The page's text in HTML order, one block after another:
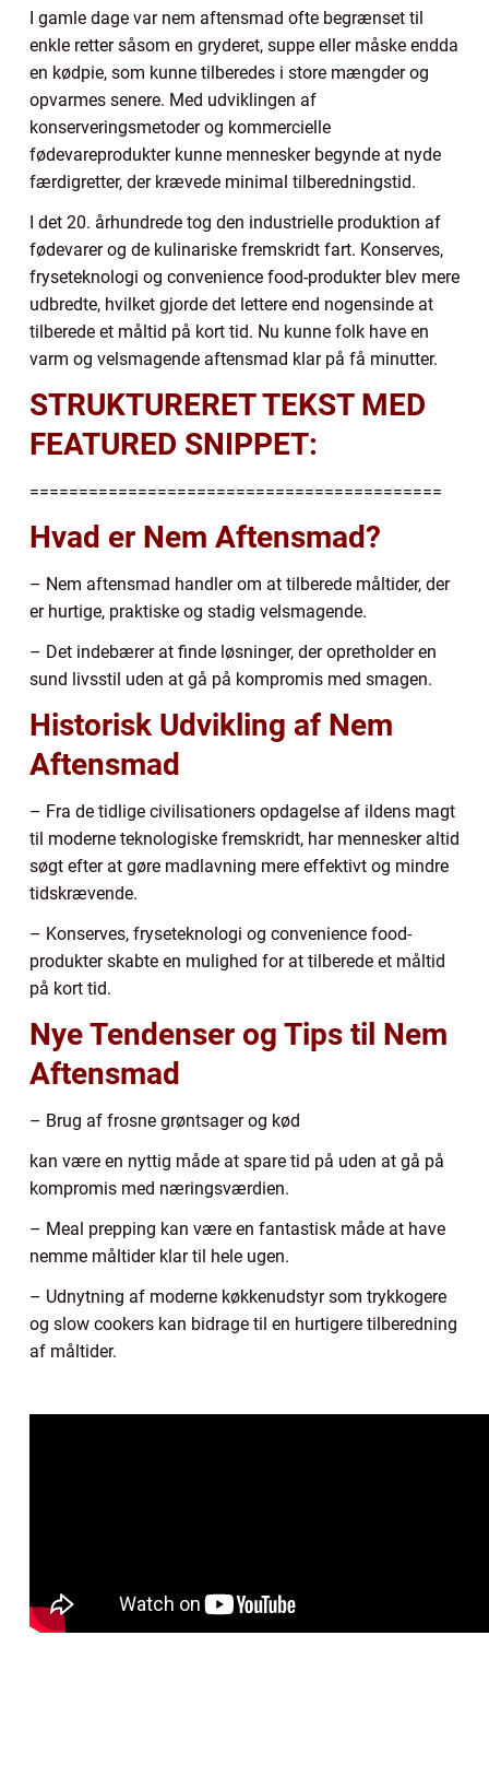
I gamle dage var nem aftensmad ofte begrænset til
enkle retter såsom en gryderet, suppe eller måske endda
en kødpie, som kunne tilberedes i store mængder og
opvarmes senere. Med udviklingen af
konserveringsmetoder og kommercielle
fødevareprodukter kunne mennesker begynde at nyde
færdigretter, der krævede minimal tilberedningstid.
I det 20. århundrede tog den industrielle produktion af
fødevarer og de kulinariske fremskridt fart. Konserves,
fryseteknologi og convenience food-produkter blev mere
udbredte, hvilket gjorde det lettere end nogensinde at
tilberede et måltid på kort tid. Nu kunne folk have en
varm og velsmagende aftensmad klar på få minutter.
STRUKTURERET TEKST MED
FEATURED SNIPPET:
==========================================
Hvad er Nem Aftensmad?
– Nem aftensmad handler om at tilberede måltider, der
er hurtige, praktiske og stadig velsmagende.
– Det indebærer at finde løsninger, der opretholder en
sund livsstil uden at gå på kompromis med smagen.
Historisk Udvikling af Nem
Aftensmad
– Fra de tidlige civilisationers opdagelse af ildens magt
til moderne teknologiske fremskridt, har mennesker altid
søgt efter at gøre madlavning mere effektivt og mindre
tidskrævende.
– Konserves, fryseteknologi og convenience food-
produkter skabte en mulighed for at tilberede et måltid
på kort tid.
Nye Tendenser og Tips til Nem
Aftensmad
– Brug af frosne grøntsager og kød
kan være en nyttig måde at spare tid på uden at gå på
kompromis med næringsværdien.
– Meal prepping kan være en fantastisk måde at have
nemme måltider klar til hele ugen.
– Udnytning af moderne køkkenudstyr som trykkogere
og slow cookers kan bidrage til en hurtigere tilberedning
af måltider.